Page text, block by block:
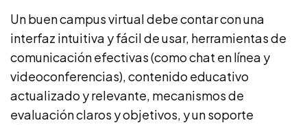
Un buen campus virtual debe contar con una
interfaz intuitiva y fácil de usar, herramientas de
comunicación efectivas (como chat en línea y
videoconferencias), contenido educativo
actualizado y relevante, mecanismos de
evaluación claros y objetivos, y un soporte